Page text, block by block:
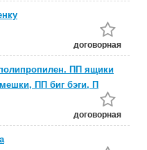
договорная
ПП ящики
ПП биг бэги, П
договорная